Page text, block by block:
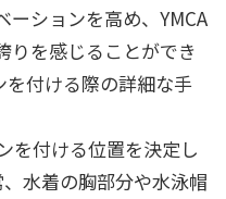
ーションを高め、YMCA
りを感じることができ
を付ける際の詳細な手
を付ける位置を決定し
水着の胸部分や水泳帽